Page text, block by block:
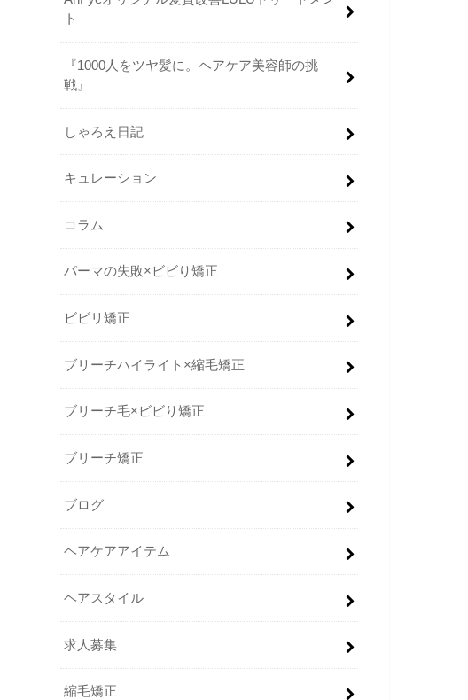
ト
『1000人をツヤ髪に。ヘアケア美容師の挑
戦』
しゃろえ日記
キュレーション
コラム
パーマの失敗×ビビり矯正
ビビリ矯正
ブリーチハイライト×縮毛矯正
ブリーチ毛×ビビり矯正
ブリーチ矯正
ブログ
ヘアケアアイテム
ヘアスタイル
求人募集
縮毛矯正